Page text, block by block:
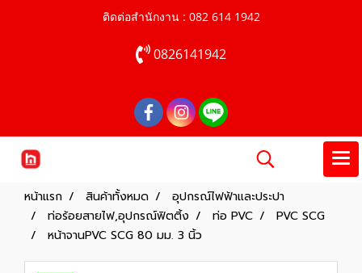
ติดต่อสำนักงาน : 082 614 1942
0826141942
หน้าแรก สินค้าทั้งหมด
อุปกรณ์ไฟฟ้าและประปา
ท่อร้อยสายไฟ,อุปกรณ์ฟิตติ้ง
ท่อ PVC
PVC SCG
หน้าจานPVC SCG 80 มม. 3 นิ้ว